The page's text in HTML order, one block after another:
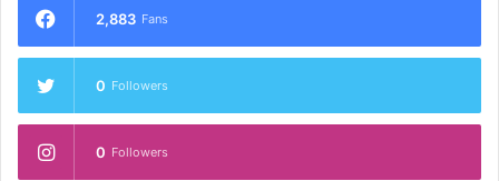
2,883 Fans
0 Followers
0 Followers